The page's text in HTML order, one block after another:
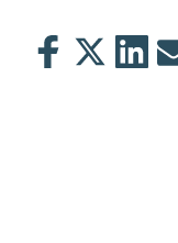
Jaa
Jaa
Jaa